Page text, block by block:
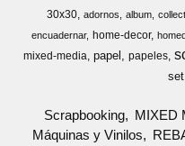
30x30 adornos album
encuadernar
home-decor
mixed-media papel papeles
set
Scrapbooking MIXED
Máquinas y Vinilos